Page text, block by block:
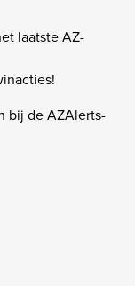
laatste AZ-
bij de AZAlerts-